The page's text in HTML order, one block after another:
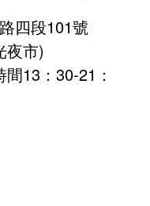
路四段101號
光夜市)
間13：30-21：